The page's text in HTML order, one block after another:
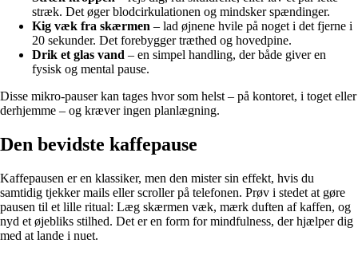
stræk. Det øger blodcirkulationen og mindsker spændinger.
Kig væk fra skærmen – lad øjnene hvile på noget i det fjerne i
20 sekunder. Det forebygger træthed og hovedpine.
Drik et glas vand – en simpel handling, der både giver en
fysisk og mental pause.
Disse mikro-pauser kan tages hvor som helst – på kontoret, i toget eller
derhjemme – og kræver ingen planlægning.
Den bevidste kaffepause
Kaffepausen er en klassiker, men den mister sin effekt, hvis du
samtidig tjekker mails eller scroller på telefonen. Prøv i stedet at gøre
pausen til et lille ritual: Læg skærmen væk, mærk duften af kaffen, og
nyd et øjebliks stilhed. Det er en form for mindfulness, der hjælper dig
med at lande i nuet.